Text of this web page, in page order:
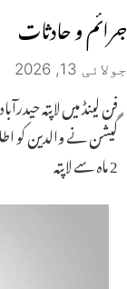
جرائم و حادثات
جولائی 13, 2026
فن لینڈ میں لاپتہ
2 ماہ سے لاپتہ